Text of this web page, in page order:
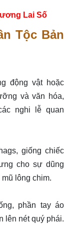
Lai Số
Tộc Bản
động vật hoặc
và văn hóa,
nghi lễ quan
giống chiếc
cho sự dũng
lông chim.
phần tay áo
lên nét quý phái.